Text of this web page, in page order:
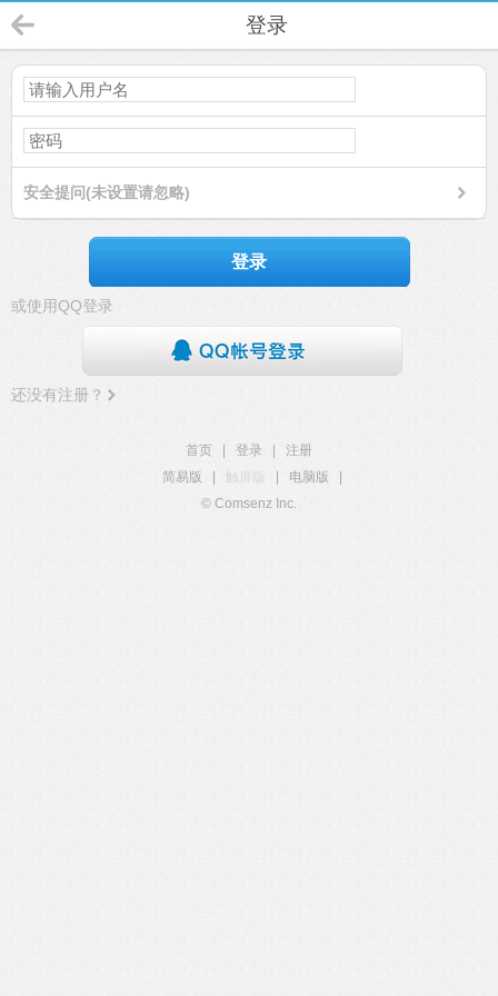
登录
安全提问(未设置请忽略)
登录
或使用QQ登录
还没有注册？
首页 登录
注册
简易版
触屏版 电脑版
© Comsenz Inc.